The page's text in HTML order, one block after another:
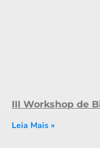
III Workshop de
Leia Mais »